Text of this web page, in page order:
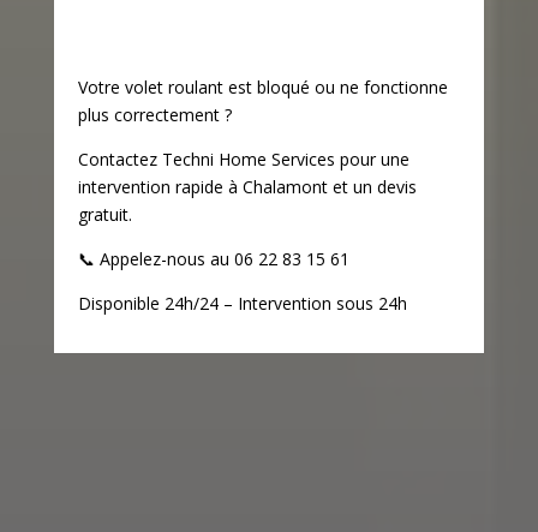
Votre volet roulant est bloqué ou ne fonctionne
plus correctement ?
Contactez Techni Home Services pour une
intervention rapide à Chalamont et un devis
gratuit.
📞 Appelez-nous au 06 22 83 15 61
Disponible 24h/24 – Intervention sous 24h